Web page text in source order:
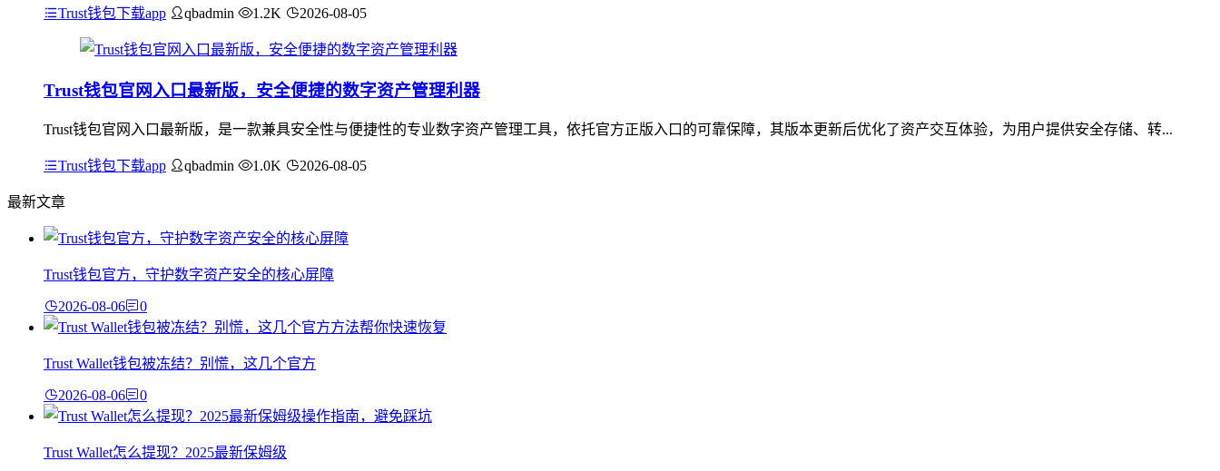
Trust钱包下载app qbadmin 1.2K 2026-08-05
Trust钱包官网入口最新版，安全便捷的数字资产管理利器
Trust钱包官网入口最新版，是一款兼具安全性与便捷性的专业数字资产管理工具，依托官方正版入口的可靠保障，其版本更新后优化了资产交互体验，为用户提供安全存储、转...
Trust钱包下载app qbadmin 1.0K 2026-08-05
最新文章
Trust钱包官方，守护数字资产安全的核心屏障
2026-08-06 0
Trust Wallet钱包被冻结？别慌，这几个官方
2026-08-06 0
Trust Wallet怎么提现？2025最新保姆级